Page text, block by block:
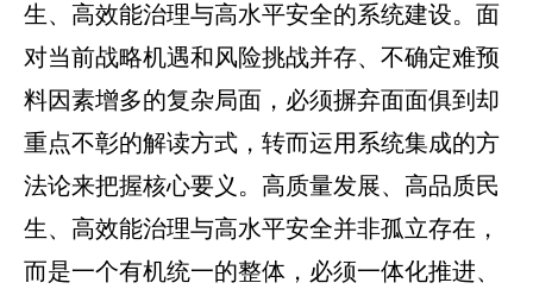
生、高效能治理与高水平安全的系统建设。面
对当前战略机遇和风险挑战并存、不确定难预
料因素增多的复杂局面，必须摒弃面面俱到却
重点不彰的解读方式，转而运用系统集成的方
法论来把握核心要义。高质量发展、高品质民
生、高效能治理与高水平安全并非孤立存在，
而是一个有机统一的整体，必须一体化推进、